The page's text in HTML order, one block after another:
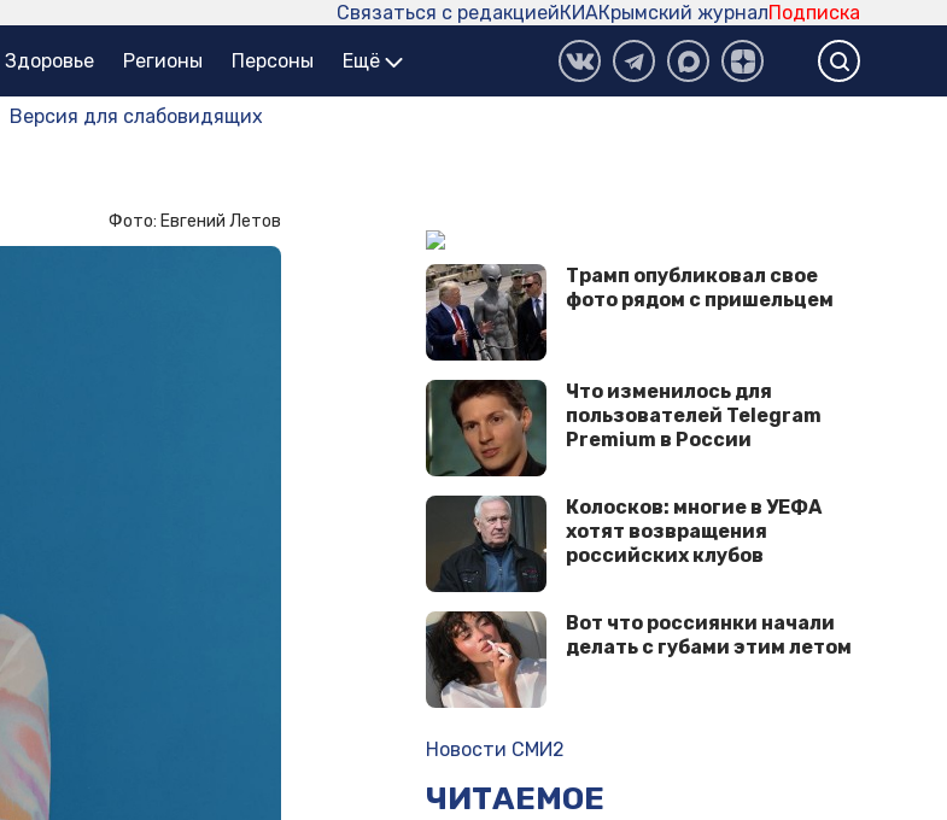
Подписка
Крымский журнал
КИА
Связаться с редакцией
Здоровье Регионы Персоны Ещё
Версия для слабовидящих
Фото: Евгений Летов
Трамп опубликовал свое
фото рядом с пришельцем
Что изменилось для
пользователей Telegram
Premium в России
Колосков: многие в УЕФА
хотят возвращения
российских клубов
Вот что россиянки начали
делать с губами этим летом
Новости СМИ2
ЧИТАЕМОЕ